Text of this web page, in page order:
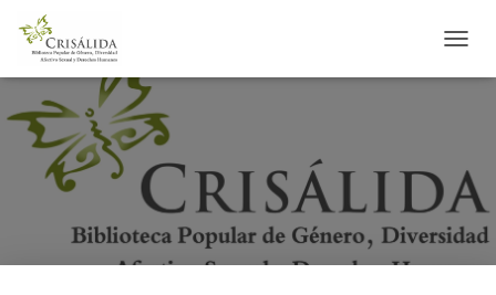
A
R
M
O
D
O